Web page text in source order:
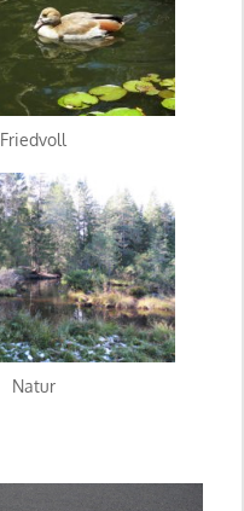
Friedvoll
Natur